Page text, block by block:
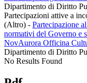
Dipartimento di Diritto
Partecipazioni attive a
(Altro) - Partecipazione
normativi del Governo e
NovAurora Officina
Dipartimento di Diritto
No Results Found